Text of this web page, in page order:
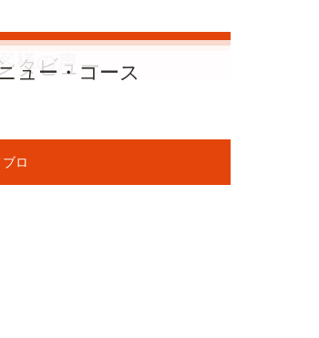
様の声
タビュー
ュー・コース
ロ